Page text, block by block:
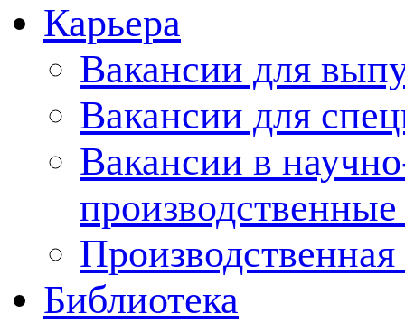
Карьера
Вакансии для
Вакансии для
Вакансии в
Производственная
Библиотека